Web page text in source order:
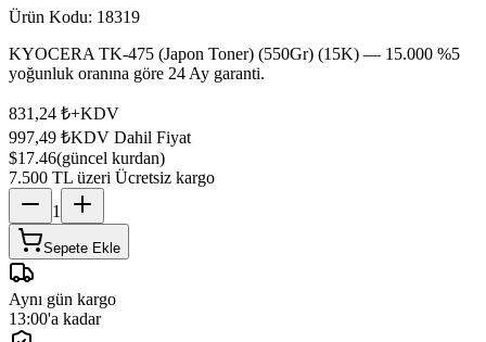
Ürün Kodu: 18319
KYOCERA TK-475 (Japon Toner) (550Gr) (15K) — 15.000 %5
yoğunluk oranına göre 24 Ay garanti.
831,24 ₺+KDV
997,49 ₺KDV Dahil Fiyat
$17.46(güncel kurdan)
7.500 TL üzeri Ücretsiz kargo
1
Sepete Ekle
Aynı gün kargo
13:00'a kadar